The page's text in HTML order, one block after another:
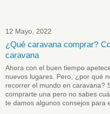
12 Mayo, 2022
¿Qué caravana comprar?
caravana
Ahora con el buen tiempo
nuevos lugares. Pero, ¿por qué
recorrer el mundo en caravana?
comprarte una pero no sabes
te damos algunos consejos para